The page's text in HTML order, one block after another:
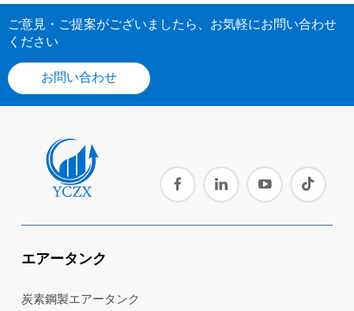
ご意見・ご提案がございましたら、お気軽にお問い合わせ
ください
お問い合わせ
エアータンク
炭素鋼製エアータンク